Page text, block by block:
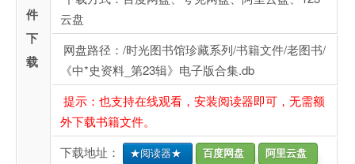
件
下
载
云盘
网盘路径：/时光图书馆珍藏系列/书籍文件/老图书/
《中*史资料_第23辑》电子版合集.db
提示：也支持在线观看，安装阅读器即可，无需额
外下载书籍文件。
下载地址：
★阅读器★ 百度网盘
阿里云盘